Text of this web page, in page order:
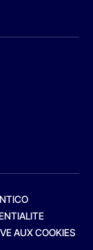
AUX COOKIES